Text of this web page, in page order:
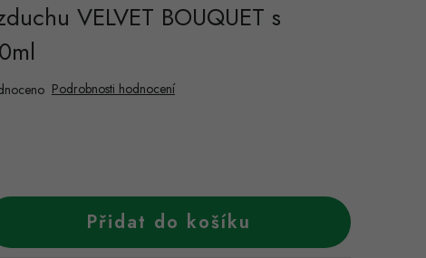
VELVET BOUQUET s
Podrobnosti hodnocení
Přidat do košíku